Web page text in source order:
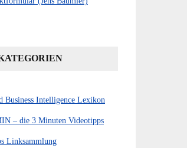
Business Intelligence Lexikon
– die 3 Minuten Videotipps
Linksammlung